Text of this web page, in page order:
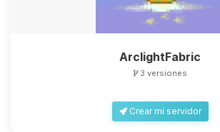
ArclightFabric
3 versiones
Crear mi servidor